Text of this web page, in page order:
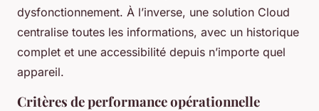
dysfonctionnement. À l’inverse, une solution Cloud
centralise toutes les informations, avec un historique
complet et une accessibilité depuis n’importe quel
appareil.
Critères de performance opérationnelle